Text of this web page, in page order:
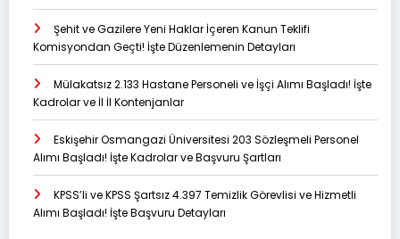
Şehit ve Gazilere Yeni Haklar İçeren Kanun Teklifi
Komisyondan Geçti! İşte Düzenlemenin Detayları
Mülakatsız 2.133 Hastane Personeli ve İşçi Alımı Başladı! İşte
Kadrolar ve İl İl Kontenjanlar
Eskişehir Osmangazi Üniversitesi 203 Sözleşmeli Personel
Alımı Başladı! İşte Kadrolar ve Başvuru Şartları
KPSS’li ve KPSS Şartsız 4.397 Temizlik Görevlisi ve Hizmetli
Alımı Başladı! İşte Başvuru Detayları